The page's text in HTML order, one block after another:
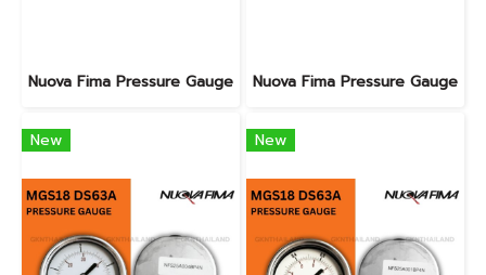
Nuova Fima Pressure Gauge Nuova Fima Pressure Gauge
New New